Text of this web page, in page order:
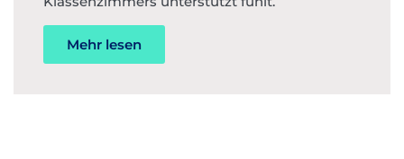
Mehr lesen